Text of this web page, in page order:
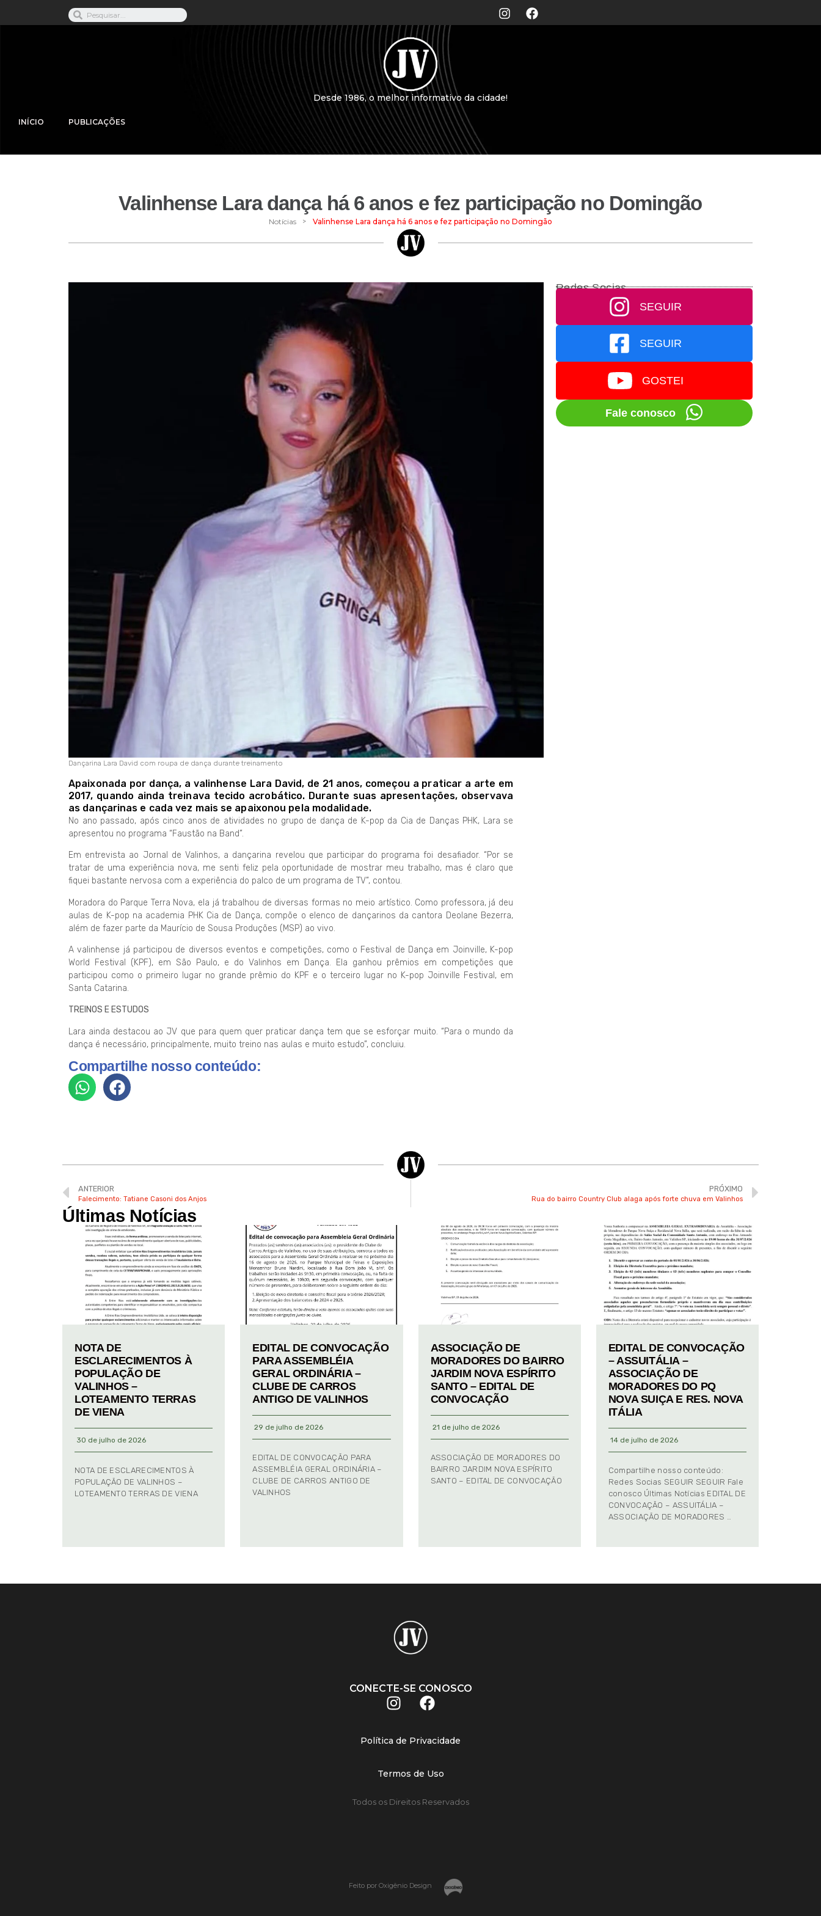
Desde 1986, o melhor informativo da cidade!
INÍCIO PUBLICAÇÕES
Valinhense Lara dança há 6 anos e fez participação no Domingão
Notícias > Valinhense Lara dança há 6 anos e fez participação no Domingão
Dançarina Lara David com roupa de dança durante treinamento
Apaixonada por dança, a valinhense Lara David, de 21 anos, começou a praticar a arte em
2017, quando ainda treinava tecido acrobático. Durante suas apresentações, observava
as dançarinas e cada vez mais se apaixonou pela modalidade.
No ano passado, após cinco anos de atividades no grupo de dança de K-pop da Cia de Danças PHK, Lara se
apresentou no programa “Faustão na Band”.
Em entrevista ao Jornal de Valinhos, a dançarina revelou que participar do programa foi desafiador. “Por se
tratar de uma experiência nova, me senti feliz pela oportunidade de mostrar meu trabalho, mas é claro que
fiquei bastante nervosa com a experiência do palco de um programa de TV”, contou.
Moradora do Parque Terra Nova, ela já trabalhou de diversas formas no meio artístico. Como professora, já deu
aulas de K-pop na academia PHK Cia de Dança, compõe o elenco de dançarinos da cantora Deolane Bezerra,
além de fazer parte da Maurício de Sousa Produções (MSP) ao vivo.
A valinhense já participou de diversos eventos e competições, como o Festival de Dança em Joinville, K-pop
World Festival (KPF), em São Paulo, e do Valinhos em Dança. Ela ganhou prêmios em competições que
participou como o primeiro lugar no grande prêmio do KPF e o terceiro lugar no K-pop Joinville Festival, em
Santa Catarina.
TREINOS E ESTUDOS
Lara ainda destacou ao JV que para quem quer praticar dança tem que se esforçar muito. “Para o mundo da
dança é necessário, principalmente, muito treino nas aulas e muito estudo”, concluiu.
Compartilhe nosso conteúdo:
Redes Socias
SEGUIR
SEGUIR
GOSTEI
Fale conosco
ANTERIOR
Falecimento: Tatiane Casoni dos Anjos
PRÓXIMO
Rua do bairro Country Club alaga após forte chuva em Valinhos
Últimas Notícias
NOTA DE
ESCLARECIMENTOS À
POPULAÇÃO DE
VALINHOS –
LOTEAMENTO TERRAS
DE VIENA
30 de julho de 2026
NOTA DE ESCLARECIMENTOS À
POPULAÇÃO DE VALINHOS –
LOTEAMENTO TERRAS DE VIENA
EDITAL DE CONVOCAÇÃO
PARA ASSEMBLÉIA
GERAL ORDINÁRIA –
CLUBE DE CARROS
ANTIGO DE VALINHOS
29 de julho de 2026
EDITAL DE CONVOCAÇÃO PARA
ASSEMBLÉIA GERAL ORDINÁRIA –
CLUBE DE CARROS ANTIGO DE
VALINHOS
ASSOCIAÇÃO DE
MORADORES DO BAIRRO
JARDIM NOVA ESPÍRITO
SANTO – EDITAL DE
CONVOCAÇÃO
21 de julho de 2026
ASSOCIAÇÃO DE MORADORES DO
BAIRRO JARDIM NOVA ESPÍRITO
SANTO – EDITAL DE CONVOCAÇÃO
EDITAL DE CONVOCAÇÃO
– ASSUITÁLIA –
ASSOCIAÇÃO DE
MORADORES DO PQ
NOVA SUIÇA E RES. NOVA
ITÁLIA
14 de julho de 2026
Compartilhe nosso conteúdo:
Redes Socias SEGUIR SEGUIR Fale
conosco Últimas Notícias EDITAL DE
CONVOCAÇÃO – ASSUITÁLIA –
ASSOCIAÇÃO DE MORADORES …
CONECTE-SE CONOSCO
Política de Privacidade
Termos de Uso
Todos os Direitos Reservados
Feito por Oxigênio Design